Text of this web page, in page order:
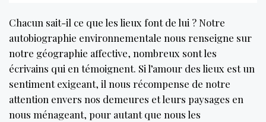
Chacun sait-il ce que les lieux font de lui ? Notre
autobiographie environnementale nous renseigne sur
notre géographie affective, nombreux sont les
écrivains qui en témoignent. Si l’amour des lieux est un
sentiment exigeant, il nous récompense de notre
attention envers nos demeures et leurs paysages en
nous ménageant, pour autant que nous les